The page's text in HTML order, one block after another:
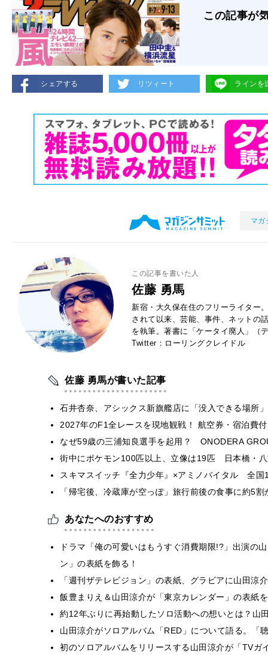
この記事が
シェアする リツィート ラインを
マガ
この記事を書いた人
佐藤 勇馬
新宿・大久保在住のフリーライター
されて以来、芸能、事件、ネットの
を執筆。著書に「ケータイ廃人」（
Twitter：ローリングクレイドル
佐藤 勇馬が書いた記事
石井杏奈、アシックス新旗艦店に「没入できる場所
2027年のF1全レースを現地観戦！ 航空券・宿泊費
なぜ59歳の三浦知良選手を起用？ ONODERA
街中にポケモン100匹以上、立像は19匹 日本橋・
スキマスイッチ『全力少年』×アミノバイタル 全国
「帰宅後、冷蔵庫が空っぽ」旅行前後の食事に約5
あなたへのおすすめ
ドラマ「俺の可愛いはもうすぐ消費期限!?」出演の
ン」の表紙を飾る！
「週刊ザテレビジョン」の表紙、グラビアに山田涼
飯豊まりえ＆山田涼介が「東京カレンダー」の表紙
約12年ぶりに再始動したソロ活動への想いとは？山
山田涼介がソロアルバム「RED」について語る。「
初のソロアルバムをリリースする山田涼介が「TV